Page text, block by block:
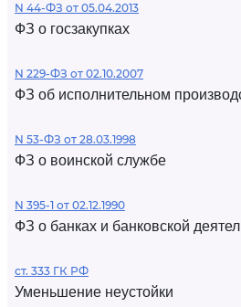
N 44-ФЗ от 05.04.2013
ФЗ о госзакупках
N 229-ФЗ от 02.10.2007
ФЗ об исполнительном
N 53-ФЗ от 28.03.1998
ФЗ о воинской службе
N 395-1 от 02.12.1990
ФЗ о банках и банковской
ст. 333 ГК РФ
Уменьшение неустойки